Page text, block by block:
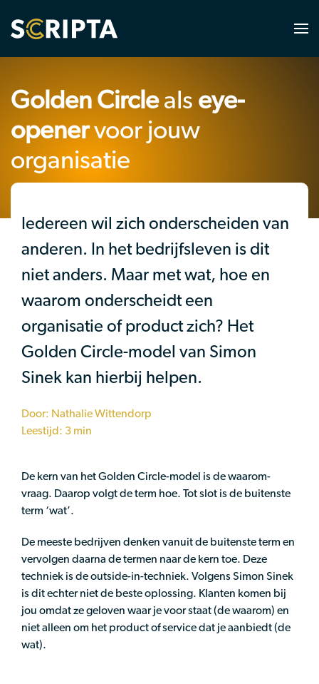
Golden Circleals eye-
openervoor jouw
organisatie
Iedereen wil zich onderscheiden van
anderen. In het bedrijfsleven is dit
niet anders. Maar met wat, hoe en
waarom onderscheidt een
organisatie of product zich? Het
Golden Circle-model van Simon
Sinek kan hierbij helpen.
Door: Nathalie Wittendorp
Leestijd: 3 min
De kern van het Golden Circle-model is de waarom-
vraag. Daarop volgt de term hoe. Tot slot is de buitenste
term ‘wat’.
De meeste bedrijven denken vanuit de buitenste term en
vervolgen daarna de termen naar de kern toe. Deze
techniek is de outside-in-techniek. Volgens Simon Sinek
is dit echter niet de beste oplossing. Klanten komen bij
jou omdat ze geloven waar je voor staat (de waarom) en
niet alleen om het product of service dat je aanbiedt (de
wat).